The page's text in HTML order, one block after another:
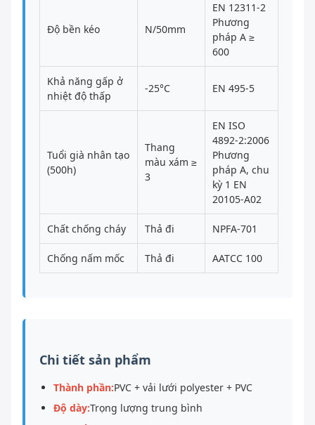
Độ bền kéo N/50mm
EN 12311-2
Phương
pháp A ≥
600
Khả năng gấp ở
nhiệt độ thấp
-25°C EN 495-5
Tuổi già nhân tạo
(500h)
Thang
màu xám ≥
3
EN ISO
4892-2:2006
Phương
pháp A, chu
kỳ 1 EN
20105-A02
Chất chống cháy Thả đi NPFA-701
Chống nấm mốc Thả đi AATCC 100
Chi tiết sản phẩm
Thành phần:PVC + vải lưới polyester + PVC
Độ dày:Trọng lượng trung bình